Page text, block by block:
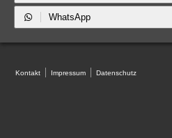
WhatsApp
Kontakt Impressum Datenschutz